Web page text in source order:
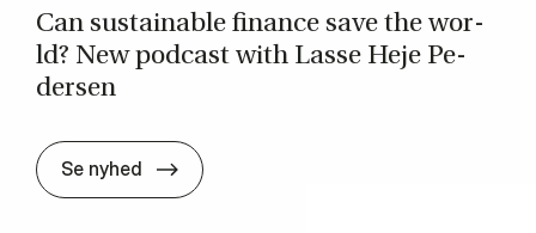
Can sustai­nab­le fi­nan­ce save the wor­
ld? New po­dcast with Las­se Heje Pe­
der­sen
Se nyhed Can sustai­nab­le fi­nan­ce save the